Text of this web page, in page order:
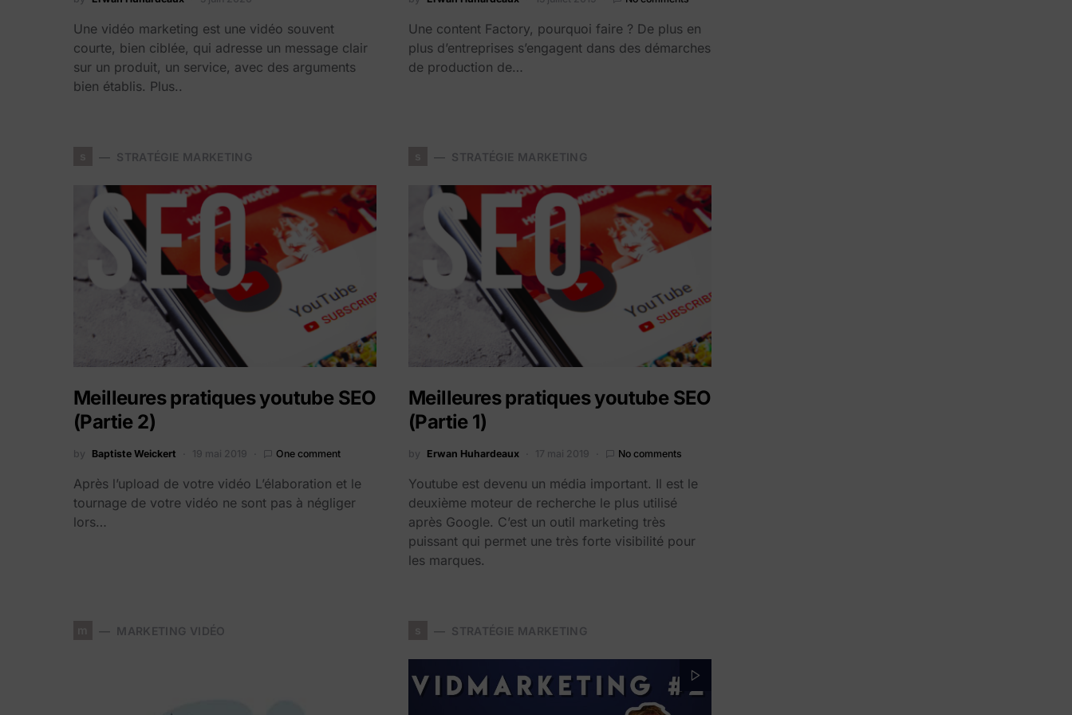
Une vidéo marketing est une vidéo souvent
courte, bien ciblée, qui adresse un message clair
sur un produit, un service, avec des arguments
bien établis. Plus..
​Une content Factory, pourquoi faire ? De plus en
plus d’entreprises s’engagent dans des démarches
de production de…
STRATÉGIE MARKETING
Meilleures pratiques youtube SEO
(Partie 2)
by Baptiste Weickert 19 mai 2019 One comment
Après l’upload de votre vidéo L’élaboration et le
tournage de votre vidéo ne sont pas à négliger
lors…
STRATÉGIE MARKETING
Meilleures pratiques youtube SEO
(Partie 1)
by Erwan Huhardeaux 17 mai 2019 No comments
Youtube est devenu un média important. Il est le
deuxième moteur de recherche le plus utilisé
après Google. C’est un outil marketing très
puissant qui permet une très forte visibilité pour
les marques.
MARKETING VIDÉO STRATÉGIE MARKETING